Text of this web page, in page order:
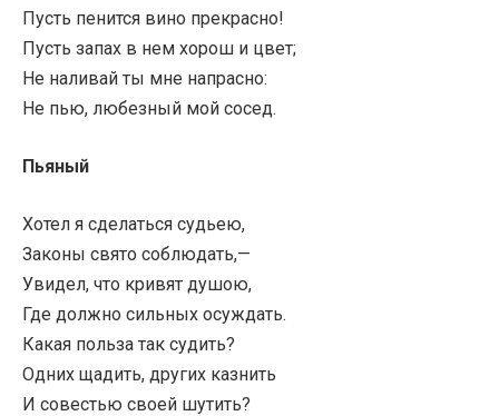
Пусть пенится вино прекрасно!
Пусть запах в нем хорош и цвет;
Не наливай ты мне напрасно:
Не пью, любезный мой сосед.
Пьяный
Хотел я сделаться судьею,
Законы свято соблюдать,—
Увидел, что кривят душою,
Где должно сильных осуждать.
Какая польза так судить?
Одних щадить, других казнить
И совестью своей шутить?